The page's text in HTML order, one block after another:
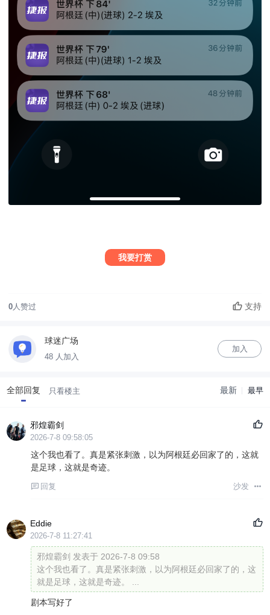
我要打赏
0 人赞过 支持
球迷广场
48 人加入
加入
全部回复 只看楼主 最新 最早
邪煌霸剑
2026-7-8 09:58:05
这个我也看了。真是紧张刺激，以为阿根廷必回家了的，这就
是足球，这就是奇迹。
回复 沙发
Eddie
2026-7-8 11:27:41
邪煌霸剑 发表于 2026-7-8 09:58
这个我也看了。真是紧张刺激，以为阿根廷必回家了的，这
就是足球，这就是奇迹。 ...
剧本写好了